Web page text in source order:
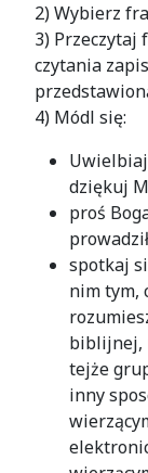
2) Wybierz
3) Przeczytaj
czytania
4) Módl się:
dziękuj
proś
spotkaj
nim tym,
biblijnej,
tejże
inny